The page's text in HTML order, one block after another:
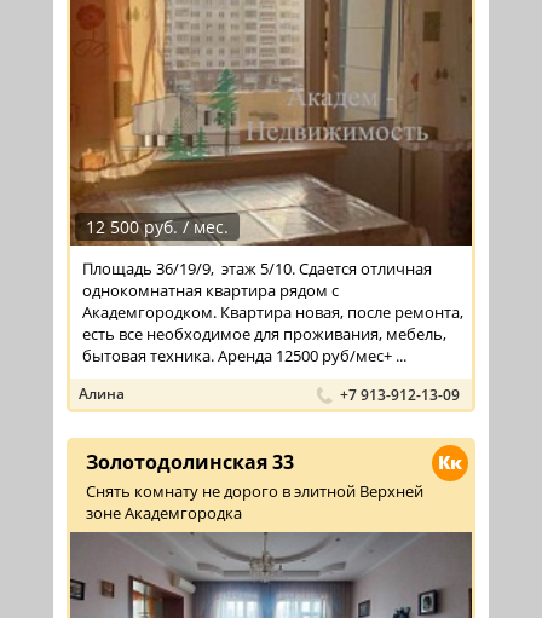
12 500 руб. / мес.
Площадь 36/19/9, этаж 5/10. Сдается отличная
однокомнатная квартира рядом с
Академгородком. Квартира новая, после ремонта,
есть все необходимое для проживания, мебель,
бытовая техника. Аренда 12500 руб/мес+ ...
Алина +7 913-912-13-09
Кк
Золотодолинская 33
Снять комнату не дорого в элитной Верхней
зоне Академгородка